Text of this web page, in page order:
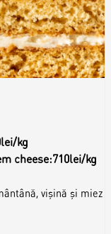
kg
cheese:710lei/kg
vișină și miez